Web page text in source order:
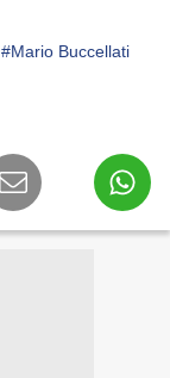
#Mario Buccellati